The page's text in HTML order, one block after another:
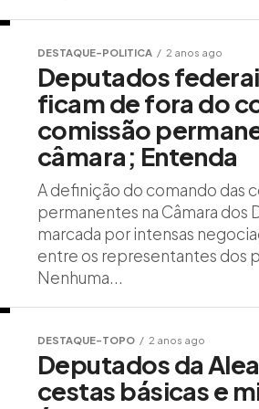
DESTAQUE-POLITICA 2 anos ago
Deputados
ficam de fora do
comissão
câmara; Entenda
A definição do comando das
permanentes na Câmara dos
marcada por intensas
entre os representantes dos
Nenhuma...
DESTAQUE-TOPO 2 anos ago
Deputados da
cestas básicas e